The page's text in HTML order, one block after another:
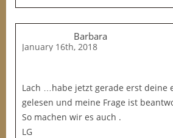
Barbara
January 16th, 2018
Lach …habe jetzt gerade erst deine
gelesen und meine Frage ist
So machen wir es auch .
LG